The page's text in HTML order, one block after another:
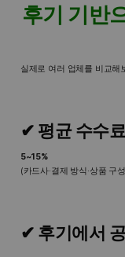
후기 기반
실제로 여러 업체를 비교해
✔ 평균 수수
5~15%
(카드사·결제 방식·상품 구
✔ 후기에서